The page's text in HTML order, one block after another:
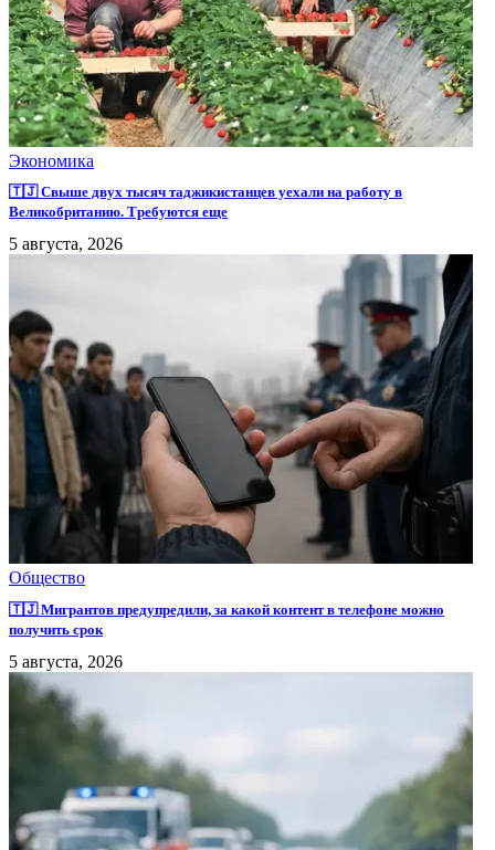
Экономика
🇹🇯 Свыше двух тысяч таджикистанцев уехали на работу в
Великобританию. Требуются еще
5 августа, 2026
Общество
🇹🇯 Мигрантов предупредили, за какой контент в телефоне можно
получить срок
5 августа, 2026